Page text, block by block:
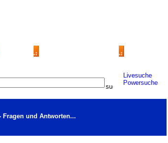
Livesuche
Powersuche
Fragen und Antworten...